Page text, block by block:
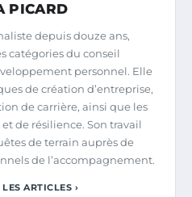
PICARD
depuis douze ans,
catégories du conseil
personnel. Elle
de création d’entreprise,
de carrière, ainsi que les
de résilience. Son travail
de terrain auprès de
de l’accompagnement.
ARTICLES ›